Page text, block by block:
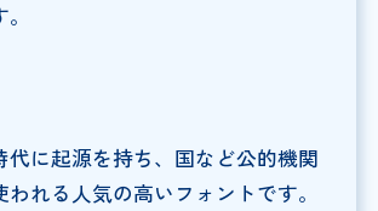
代に起源を持ち、国など公的機関
れる人気の高いフォントです。